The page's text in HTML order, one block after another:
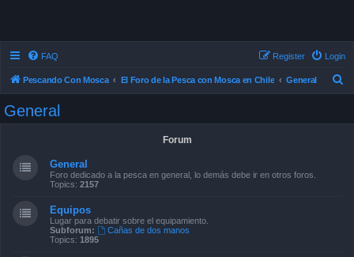
FAQ Login
Register
Pescando Con Mosca El Foro de la Pesca con Mosca en Chile General
General
Forum
General
Foro dedicado a la pesca en general, lo demás debe ir en otros foros.
Topics: 2157
Equipos
Lugar para debatir sobre el equipamiento.
Subforum:
Cañas de dos manos
Topics: 1895